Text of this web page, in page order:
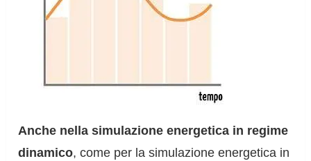
Anche nella simulazione energetica in regime
dinamico, come per la simulazione energetica in